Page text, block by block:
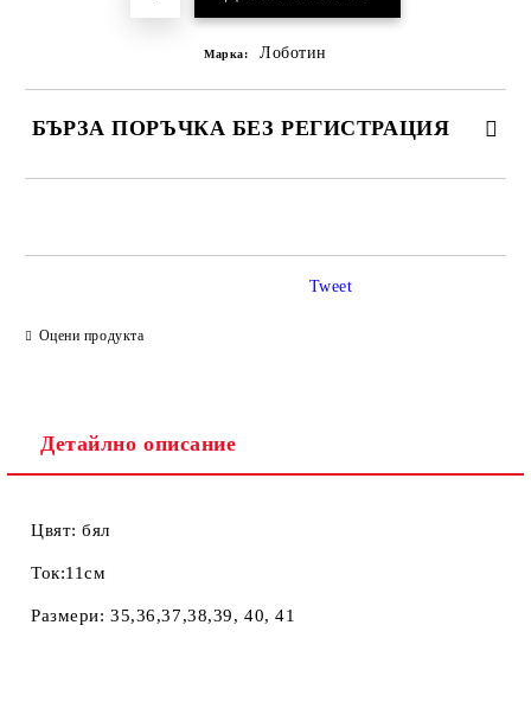
Марка: Лоботин
БЪРЗА ПОРЪЧКА БЕЗ РЕГИСТРАЦИЯ
Оцени продукта
Tweet
Детайлно описание
Цвят: бял
Ток:11см
Размери: 35,36,37,38,39, 40, 41